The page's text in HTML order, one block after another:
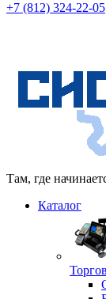
+7 (812) 324-22-05
Там, где
Каталог